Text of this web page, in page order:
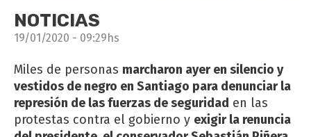
NOTICIAS
19/01/2020 - 09:29hs
Miles de personas marcharon ayer en silencio y
vestidos de negro en Santiago para denunciar la
represión de las fuerzas de seguridad en las
protestas contra el gobierno y exigir la renuncia